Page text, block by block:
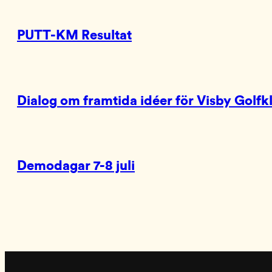
PUTT-KM Resultat
Dialog om framtida idéer för Visby
Demodagar 7-8 juli